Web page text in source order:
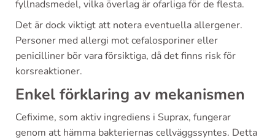
fyllnadsmedel, vilka överlag är ofarliga för de flesta.
Det är dock viktigt att notera eventuella allergener.
Personer med allergi mot cefalosporiner eller
penicilliner bör vara försiktiga, då det finns risk för
korsreaktioner.
Enkel förklaring av mekanismen
Cefixime, som aktiv ingrediens i Suprax, fungerar
genom att hämma bakteriernas cellväggssyntes. Detta